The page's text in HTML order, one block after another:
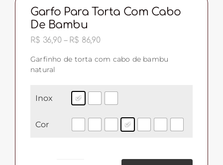
Garfo Para Torta Com Cabo
De Bambu
R$ 36,90 – R$ 86,90Faixa
preço:
R$ 36,90
Garfinho de torta com cabo de bambu
natural
Inox
Cor